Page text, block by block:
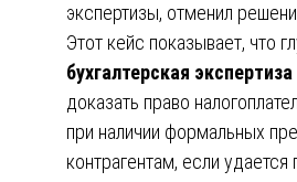
экспертизы, отменил
Этот кейс показывает, что
бухгалтерская
доказать право
при наличии формальных
контрагентам, если